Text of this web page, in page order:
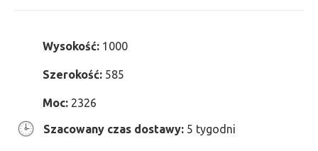
Wysokość: 1000
Szerokość: 585
Moc: 2326
Szacowany czas dostawy: 5 tygodni